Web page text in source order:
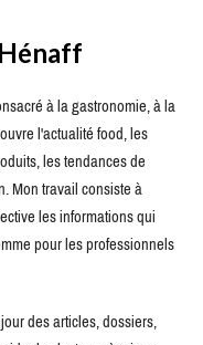
à la gastronomie, à la
l'actualité food, les
les tendances de
Mon travail consiste à
les informations qui
pour les professionnels
des articles, dossiers,